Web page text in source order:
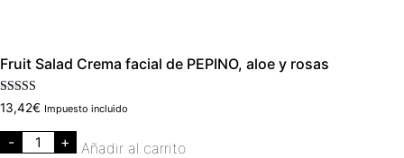
Fruit Salad Crema facial de PEPINO, aloe y rosas
Valorado con
5.00
13,42€ Impuesto incluido
- + Añadir al carrito